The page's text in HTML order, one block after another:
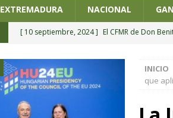
EXTREMADURA NACIONAL
[ 10 septiembre, 2024 ] El CFMR de Don
[ 4 septiembre, 2024 ]
Planas preside la
Pesca y Alimentación
[ 4 septiembre, 2024 ]
CICYTEX organiza
INICIO
que